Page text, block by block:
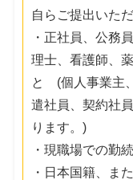
自らご提出いた
・正社員、公務
理士、看護師、
と (個人事業主
遣社員、契約社
ります。)
・現職場での勤
・日本国籍、ま